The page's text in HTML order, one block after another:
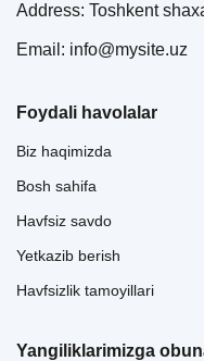
Address: Toshkent
Email: info@mysite.uz
Foydali havolalar
Biz haqimizda
Bosh sahifa
Havfsiz savdo
Yetkazib berish
Havfsizlik tamoyillari
Yangiliklarimizga